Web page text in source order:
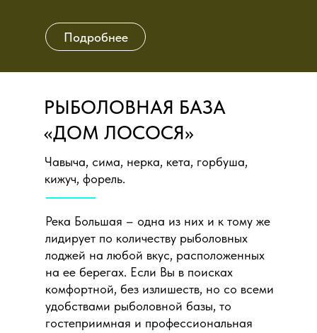
Чавыча, сима, нерка, кета, горбуша,
кижуч, форель.
РЫБОЛОВНАЯ БАЗА
«ДОМ ЛОСОСЯ»
Подробнее
Река Большая – одна из них и к тому же
лидирует по количеству рыболовных
лоджей на любой вкус, расположенных
на ее берегах. Если Вы в поисках
комфортной, без излишеств, но со всеми
удобствами рыболовной базы, то
гостеприимная и профессиональная